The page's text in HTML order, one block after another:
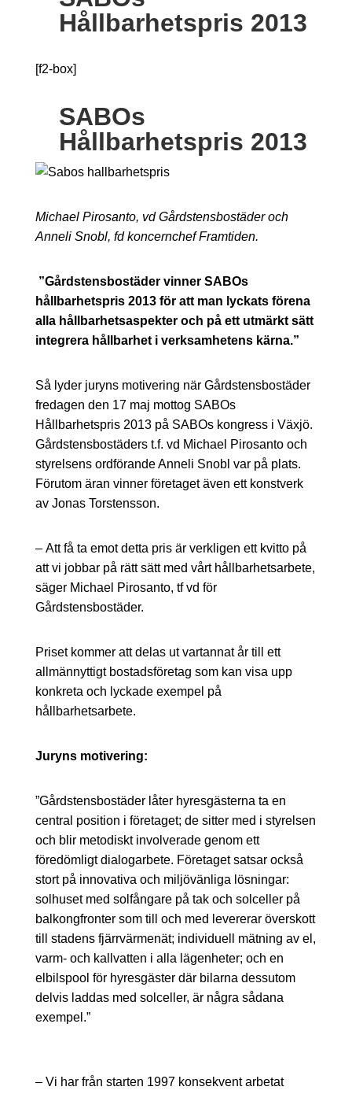
Hållbarhetspris 2013
[f2-box]
SABOs
Hållbarhetspris 2013
Michael Pirosanto, vd Gårdstensbostäder och
Anneli Snobl, fd koncernchef Framtiden.
”Gårdstensbostäder vinner SABOs
hållbarhetspris 2013 för att man lyckats förena
alla hållbarhetsaspekter och på ett utmärkt sätt
integrera hållbarhet i verksamhetens kärna.”
Så lyder juryns motivering när Gårdstensbostäder
fredagen den 17 maj mottog SABOs
Hållbarhetspris 2013 på SABOs kongress i Växjö.
Gårdstensbostäders t.f. vd Michael Pirosanto och
styrelsens ordförande Anneli Snobl var på plats.
Förutom äran vinner företaget även ett konstverk
av Jonas Torstensson.
– Att få ta emot detta pris är verkligen ett kvitto på
att vi jobbar på rätt sätt med vårt hållbarhetsarbete,
säger Michael Pirosanto, tf vd för
Gårdstensbostäder.
Priset kommer att delas ut vartannat år till ett
allmännyttigt bostadsföretag som kan visa upp
konkreta och lyckade exempel på
hållbarhetsarbete.
Juryns motivering:
”Gårdstensbostäder låter hyresgästerna ta en
central position i företaget; de sitter med i styrelsen
och blir metodiskt involverade genom ett
föredömligt dialogarbete. Företaget satsar också
stort på innovativa och miljövänliga lösningar:
solhuset med solfångare på tak och solceller på
balkongfronter som till och med levererar överskott
till stadens fjärrvärmenät; individuell mätning av el,
varm- och kallvatten i alla lägenheter; och en
elbilspool för hyresgäster där bilarna dessutom
delvis laddas med solceller, är några sådana
exempel.”
– Vi har från starten 1997 konsekvent arbetat